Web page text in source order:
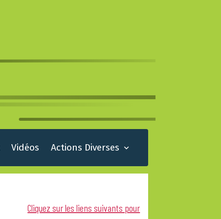
Vidéos Actions Diverses
Cliquez sur les liens suivants pour